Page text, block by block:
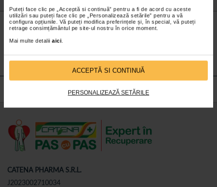
Puteți face clic pe „Acceptă si continuă” pentru a fi de acord cu aceste
utilizări sau puteți face clic pe „Personalizează setările” pentru a vă
configura opțiunile. Vă puteți modifica preferințele și, în special, vă puteți
retrage consimțământul pe site-ul nostru în orice moment.
Mai multe detalii aici
ACCEPTĂ SI CONTINUĂ
PERSONALIZEAZĂ SETĂRILE
Nu lăsa niciunpreț micneobservat.
Abonează-te
Abonare
CATENA PHARMA S.R.L.
J2023002710034